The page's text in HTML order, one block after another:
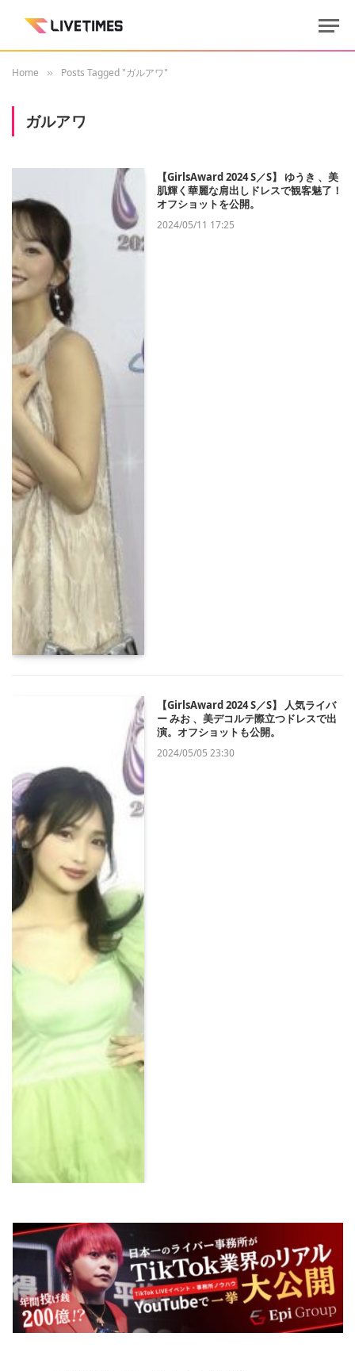
Home » Posts Tagged "ガルアワ"
ガルアワ
【GirlsAward 2024 S／S】 ゆうき 、美
肌輝く華麗な肩出しドレスで観客魅了！
オフショットを公開。
2024/05/11 17:25
【GirlsAward 2024 S／S】 人気ライバ
ー みお 、美デコルテ際立つドレスで出
演。オフショットも公開。
2024/05/05 23:30